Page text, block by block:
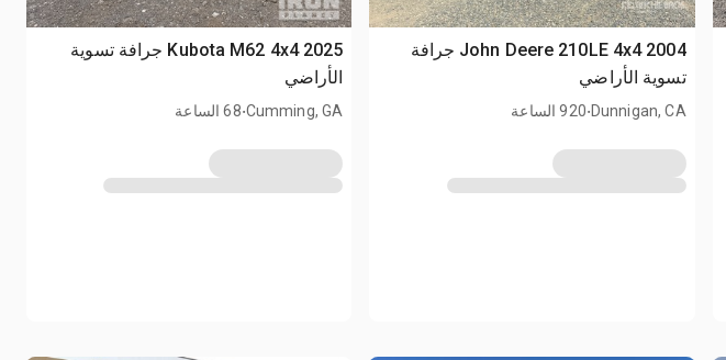
2004 John Deere 210LE 4x4 جرافة
تسوية الأراضي
Dunnigan, CA
.920 الساعة
2025 Kubota M62 4x4 جرافة تسوية
الأراضي
Cumming, GA
.68 الساعة